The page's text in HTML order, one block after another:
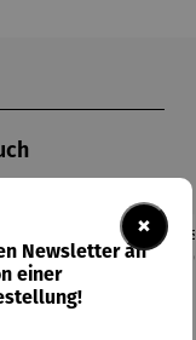
×
Newsletter an
einer